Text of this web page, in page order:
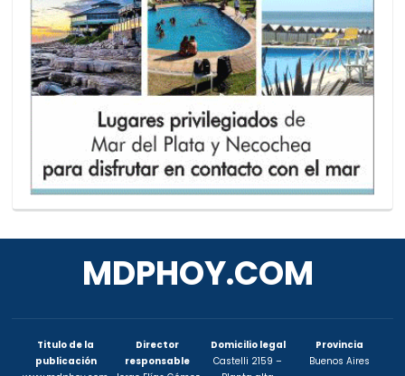
MDPHOY.COM
Titulo de la
publicación
Director
responsable
Domicilio legal
Castelli 2159 –
Provincia
Buenos Aires